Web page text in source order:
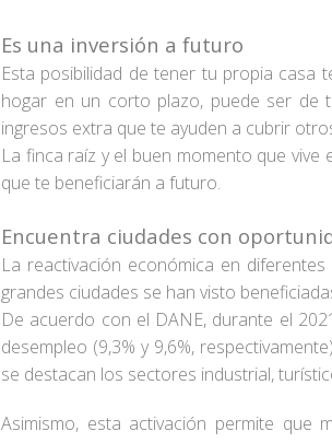
Es una inversión a futuro
Esta posibilidad de tener tu propia casa
hogar en un corto plazo, puede ser de
ingresos extra que te ayuden a cubrir
La finca raíz y el buen momento que
que te beneficiarán a futuro.
Encuentra ciudades con
La reactivación económica en
grandes ciudades se han visto
De acuerdo con el DANE, durante el
desempleo (9,3% y 9,6%,
se destacan los sectores industrial,
Asimismo, esta activación permite que